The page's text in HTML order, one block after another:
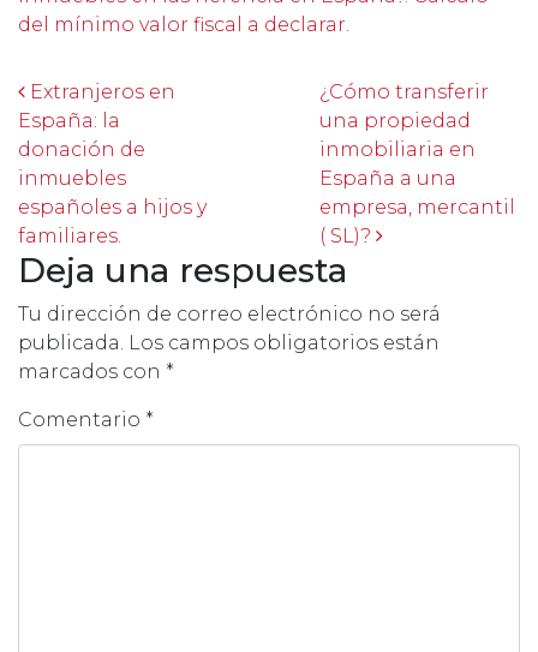
del mínimo valor fiscal a declarar.
Post navigation
Extranjeros en
España: la
donación de
inmuebles
españoles a hijos y
familiares.
¿Cómo transferir
una propiedad
inmobiliaria en
España a una
empresa, mercantil
( SL)?
Deja una respuesta
Tu dirección de correo electrónico no será
publicada. Los campos obligatorios están
marcados con *
Comentario *